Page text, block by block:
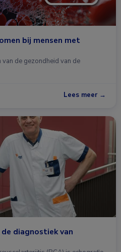
bij mensen met
de gezondheid van de
Lees meer →
diagnostiek van